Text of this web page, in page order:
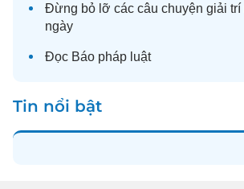
Đừng bỏ lỡ các câu chuyện giải trí
ngày
Đọc Báo pháp luật
Tin nổi bật